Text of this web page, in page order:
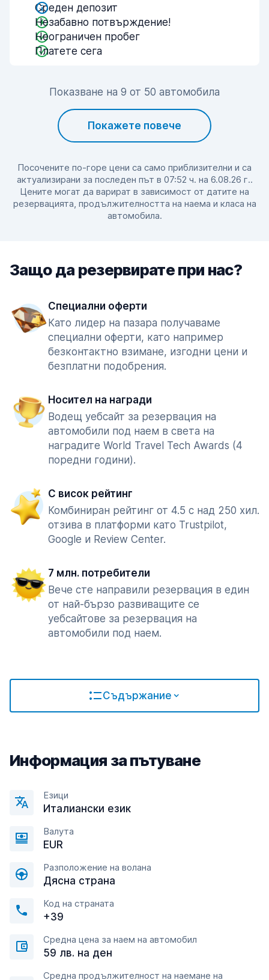
Среден депозит
Незабавно потвърждение!
Неограничен пробег
Платете сега
Показване на 9 от 50 автомобила
Покажете повече
Посочените по-горе цени са само приблизителни и са
актуализирани за последен път в 07:52 ч. на 6.08.26 г..
Цените могат да варират в зависимост от датите на
резервацията, продължителността на наема и класа на
автомобила.
Защо да резервирате при нас?
Специални оферти
Като лидер на пазара получаваме
специални оферти, като например
безконтактно взимане, изгодни цени и
безплатни подобрения.
Носител на награди
Водещ уебсайт за резервация на
автомобили под наем в света на
наградите World Travel Tech Awards (4
поредни години).
С висок рейтинг
Комбиниран рейтинг от 4.5 с над 250 хил.
отзива в платформи като Trustpilot,
Google и Review Center.
7 млн. потребители
Вече сте направили резервация в един
от най-бързо развиващите се
уебсайтове за резервация на
автомобили под наем.
Съдържание
Информация за пътуване
Езици
Италиански език
Валута
EUR
Разположение на волана
Дясна страна
Код на страната
+39
Средна цена за наем на автомобил
59 лв. на ден
Средна продължителност на наемане на